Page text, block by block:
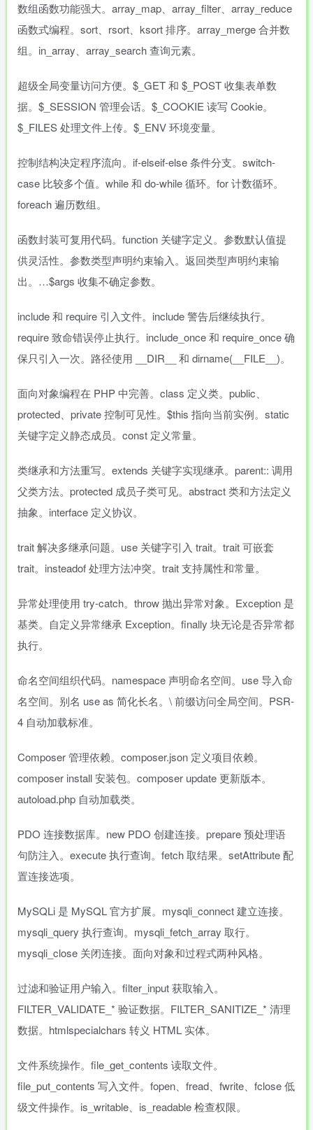
数组函数功能强大。array_map、array_filter、array_reduce
函数式编程。sort、rsort、ksort 排序。array_merge 合并数
组。in_array、array_search 查询元素。
超级全局变量访问方便。$_GET 和 $_POST 收集表单数
据。$_SESSION 管理会话。$_COOKIE 读写 Cookie。
$_FILES 处理文件上传。$_ENV 环境变量。
控制结构决定程序流向。if-elseif-else 条件分支。switch-
case 比较多个值。while 和 do-while 循环。for 计数循环。
foreach 遍历数组。
函数封装可复用代码。function 关键字定义。参数默认值提
供灵活性。参数类型声明约束输入。返回类型声明约束输
出。…$args 收集不确定参数。
include 和 require 引入文件。include 警告后继续执行。
require 致命错误停止执行。include_once 和 require_once 确
保只引入一次。路径使用 __DIR__ 和 dirname(__FILE__)。
面向对象编程在 PHP 中完善。class 定义类。public、
protected、private 控制可见性。$this 指向当前实例。static
关键字定义静态成员。const 定义常量。
类继承和方法重写。extends 关键字实现继承。parent:: 调用
父类方法。protected 成员子类可见。abstract 类和方法定义
抽象。interface 定义协议。
trait 解决多继承问题。use 关键字引入 trait。trait 可嵌套
trait。insteadof 处理方法冲突。trait 支持属性和常量。
异常处理使用 try-catch。throw 抛出异常对象。Exception 是
基类。自定义异常继承 Exception。finally 块无论是否异常都
执行。
命名空间组织代码。namespace 声明命名空间。use 导入命
名空间。别名 use as 简化长名。\ 前缀访问全局空间。PSR-
4 自动加载标准。
Composer 管理依赖。composer.json 定义项目依赖。
composer install 安装包。composer update 更新版本。
autoload.php 自动加载类。
PDO 连接数据库。new PDO 创建连接。prepare 预处理语
句防注入。execute 执行查询。fetch 取结果。setAttribute 配
置连接选项。
MySQLi 是 MySQL 官方扩展。mysqli_connect 建立连接。
mysqli_query 执行查询。mysqli_fetch_array 取行。
mysqli_close 关闭连接。面向对象和过程式两种风格。
过滤和验证用户输入。filter_input 获取输入。
FILTER_VALIDATE_* 验证数据。FILTER_SANITIZE_* 清理
数据。htmlspecialchars 转义 HTML 实体。
文件系统操作。file_get_contents 读取文件。
file_put_contents 写入文件。fopen、fread、fwrite、fclose 低
级文件操作。is_writable、is_readable 检查权限。